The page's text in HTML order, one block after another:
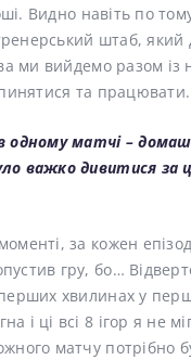
Видно навіть по
штаб, який
ми вийдемо разом
та працювати.
одному матчі –
важко дивитися за
за кожен
гру, бо…
хвилинах у
і ці всі 8 ігор я не
матчу потрібно